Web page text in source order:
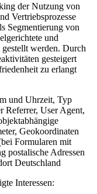
der Nutzung von
Vertriebsprozesse
Segmentierung von
und
werden. Durch
gesteigert
zu erlangt
und Uhrzeit, Typ
Referrer, User Agent,
Geokoordinaten
Formularen mit
postalische Adressen
Deutschland
Interessen: